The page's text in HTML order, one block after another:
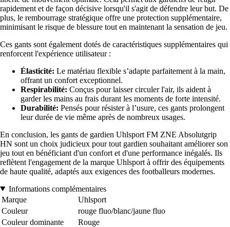
rapidement et de façon décisive lorsqu'il s'agit de défendre leur but. De
plus, le rembourrage stratégique offre une protection supplémentaire,
minimisant le risque de blessure tout en maintenant la sensation de jeu.
Ces gants sont également dotés de caractéristiques supplémentaires qui
renforcent l'expérience utilisateur :
Élasticité: Le matériau flexible s’adapte parfaitement à la main,
offrant un confort exceptionnel.
Respirabilité: Conçus pour laisser circuler l'air, ils aident à
garder les mains au frais durant les moments de forte intensité.
Durabilité: Pensés pour résister à l’usure, ces gants prolongent
leur durée de vie même après de nombreux usages.
En conclusion, les gants de gardien Uhlsport FM ZNE Absolutgrip
HN sont un choix judicieux pour tout gardien souhaitant améliorer son
jeu tout en bénéficiant d'un confort et d'une performance inégalés. Ils
reflètent l'engagement de la marque Uhlsport à offrir des équipements
de haute qualité, adaptés aux exigences des footballeurs modernes.
Informations complémentaires
Marque
Uhlsport
Couleur
rouge fluo/blanc/jaune fluo
Couleur dominante
Rouge